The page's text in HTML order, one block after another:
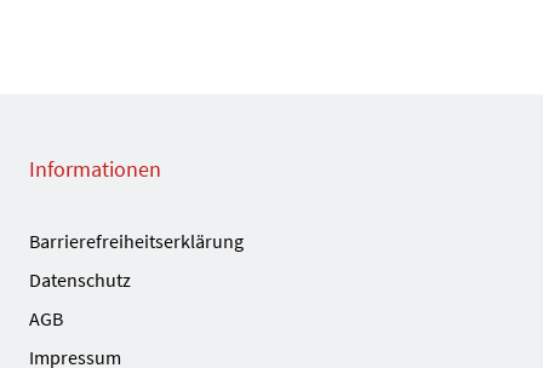
Informationen
Barrierefreiheitserklärung
Datenschutz
AGB
Impressum